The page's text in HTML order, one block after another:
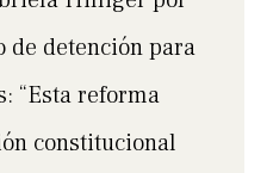
de detención para
“Esta reforma
constitucional